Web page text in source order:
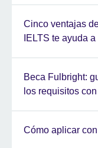
Cinco ventajas
IELTS te ayuda
Beca Fulbright:
los requisitos
Cómo aplicar